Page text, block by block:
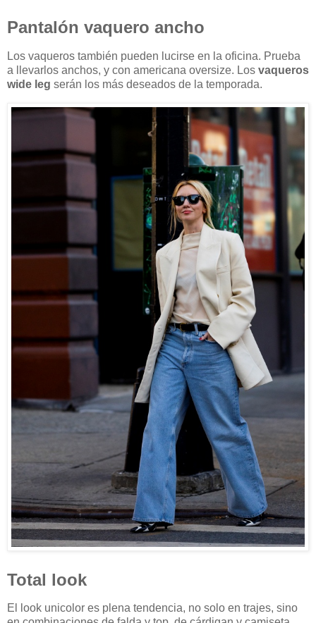
Pantalón vaquero ancho
Los vaqueros también pueden lucirse en la oficina. Prueba
a llevarlos anchos, y con americana oversize. Los vaqueros
wide leg serán los más deseados de la temporada.
Total look
El look unicolor es plena tendencia, no solo en trajes, sino